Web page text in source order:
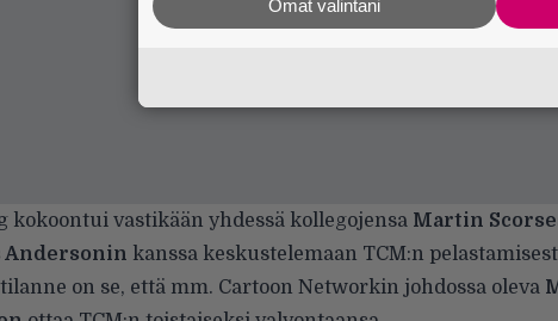
kokoontui vastikään yhdessä kollegojensa Martin
Andersonin kanssa keskustelemaan TCM:n
on se, että mm. Cartoon Networkin johdossa oleva
Omat valintani